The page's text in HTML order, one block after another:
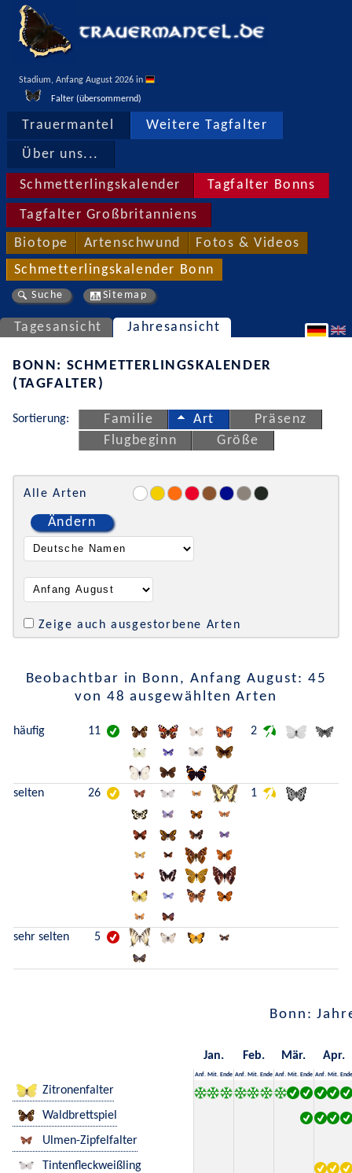
Stadium, Anfang August 2026 in
Falter (übersommernd)
Trauermantel Weitere Tagfalter
Über uns...
Schmetterlingskalender Tagfalter Bonns
Tagfalter Großbritanniens
Biotope Artenschwund Fotos & Videos
Schmetterlingskalender Bonn
Suche Sitemap
Tagesansicht Jahresansicht
BONN: SCHMETTERLINGSKALENDER
(TAGFALTER)
Sortierung: Familie Art
Präsenz
Flugbeginn
Größe
Alle Arten
Ändern
Zeige auch ausgestorbene Arten
Beobachtbar in Bonn, Anfang August: 45
von 48 ausgewählten Arten
häufig 11 2
selten 26 1
sehr selten 5
Bonn:
Jan. Feb. Mär. Apr.
Anf. Mit. Ende Anf. Mit. Ende Anf. Mit. Ende Anf. Mit. Ende
Zitronenfalter
Waldbrettspiel
Ulmen-Zipfelfalter
Tintenfleckweißling